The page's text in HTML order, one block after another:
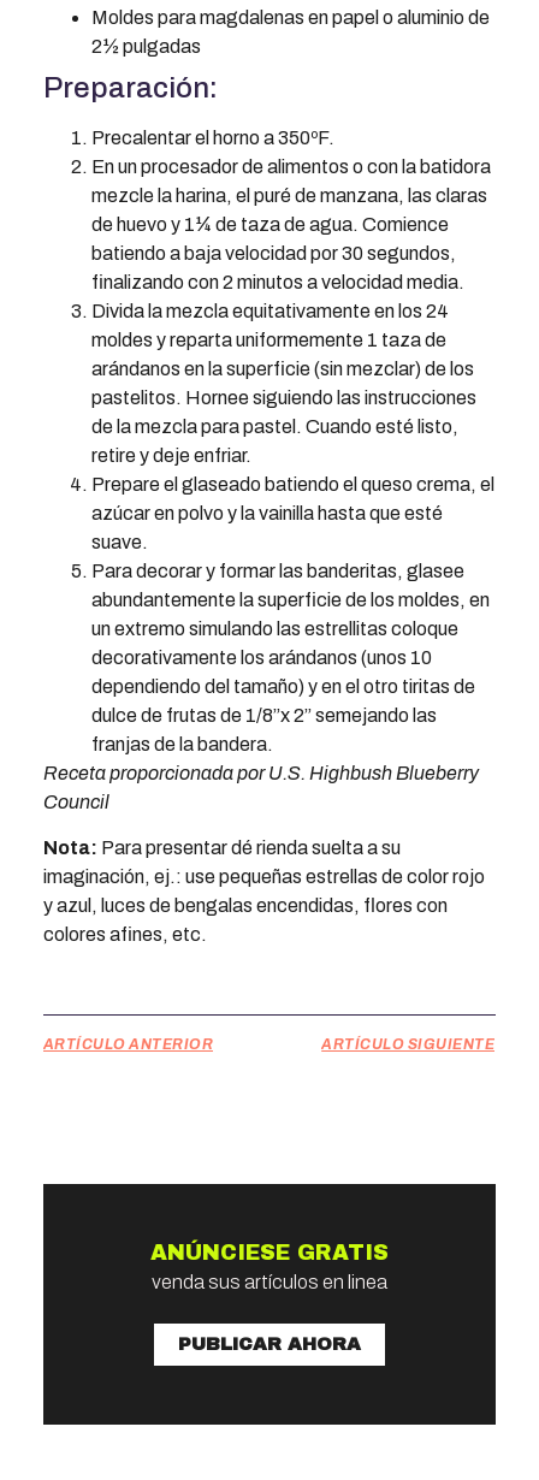
Moldes para magdalenas en papel o aluminio de
2½ pulgadas
Preparación:
Precalentar el horno a 350ºF.
En un procesador de alimentos o con la batidora
mezcle la harina, el puré de manzana, las claras
de huevo y 1¼ de taza de agua. Comience
batiendo a baja velocidad por 30 segundos,
finalizando con 2 minutos a velocidad media.
Divida la mezcla equitativamente en los 24
moldes y reparta uniformemente 1 taza de
arándanos en la superficie (sin mezclar) de los
pastelitos. Hornee siguiendo las instrucciones
de la mezcla para pastel. Cuando esté listo,
retire y deje enfriar.
Prepare el glaseado batiendo el queso crema, el
azúcar en polvo y la vainilla hasta que esté
suave.
Para decorar y formar las banderitas, glasee
abundantemente la superficie de los moldes, en
un extremo simulando las estrellitas coloque
decorativamente los arándanos (unos 10
dependiendo del tamaño) y en el otro tiritas de
dulce de frutas de 1/8”x 2” semejando las
franjas de la bandera.
Receta proporcionada por U.S. Highbush Blueberry
Council
Nota: Para presentar dé rienda suelta a su
imaginación, ej.: use pequeñas estrellas de color rojo
y azul, luces de bengalas encendidas, flores con
colores afines, etc.
ARTÍCULO ANTERIOR ARTÍCULO SIGUIENTE
ANÚNCIESE GRATIS
venda sus artículos en linea
PUBLICAR AHORA